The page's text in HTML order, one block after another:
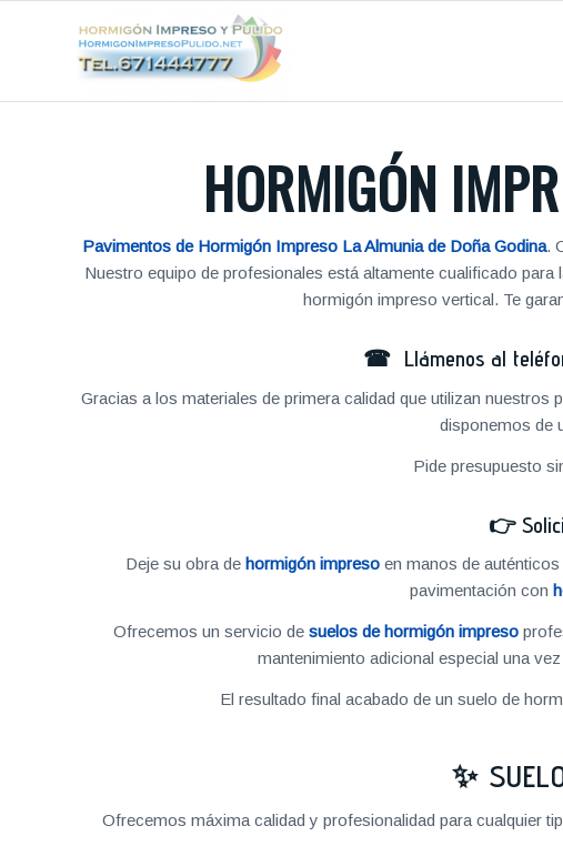
HORMIGÓN
Pavimentos de Hormigón Impreso La Almunia de Doña Godina.
Nuestro equipo de profesionales está altamente cualificado
hormigón impreso vertical. Te
☎ Llámenos al
Gracias a los materiales de primera calidad que utilizan
disponemos de
Pide presupuesto
👉
Deje su obra de hormigón impresoen manos de
pavimentación con
Ofrecemos un servicio de suelos de hormigón impreso
mantenimiento adicional especial una
El resultado final acabado de un suelo de
✨
Ofrecemos máxima calidad y profesionalidad para cualquier